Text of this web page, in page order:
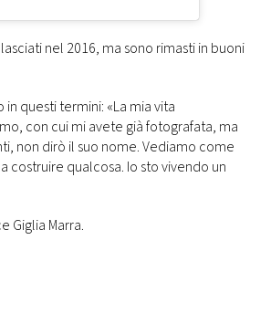
nel 2016, ma sono rimasti in buoni
questi termini: «La mia vita
con cui mi avete già fotografata, ma
non dirò il suo nome. Vediamo come
costruire qualcosa. Io sto vivendo un
Giglia Marra.